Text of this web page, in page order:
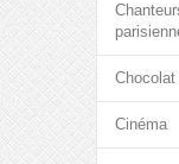
Chocolat
Cinéma